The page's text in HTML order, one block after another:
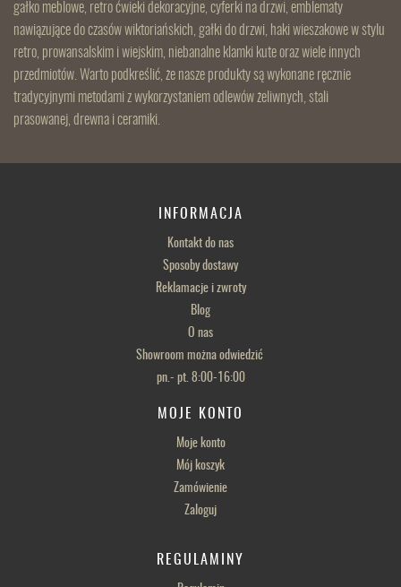
gałko meblowe, retro ćwieki dekoracyjne, cyferki na drzwi, emblematy
nawiązujące do czasów wiktoriańskich, gałki do drzwi, haki wieszakowe w stylu
retro, prowansalskim i wiejskim, niebanalne klamki kute oraz wiele innych
przedmiotów. Warto podkreślić, że nasze produkty są wykonane ręcznie
tradycyjnymi metodami z wykorzystaniem odlewów żeliwnych, stali
prasowanej, drewna i ceramiki.
INFORMACJA
Kontakt do nas
Sposoby dostawy
Reklamacje i zwroty
Blog
O nas
Showroom można odwiedzić
pn.- pt. 8:00-16:00
MOJE KONTO
Moje konto
Mój koszyk
Zamówienie
Zaloguj
REGULAMINY